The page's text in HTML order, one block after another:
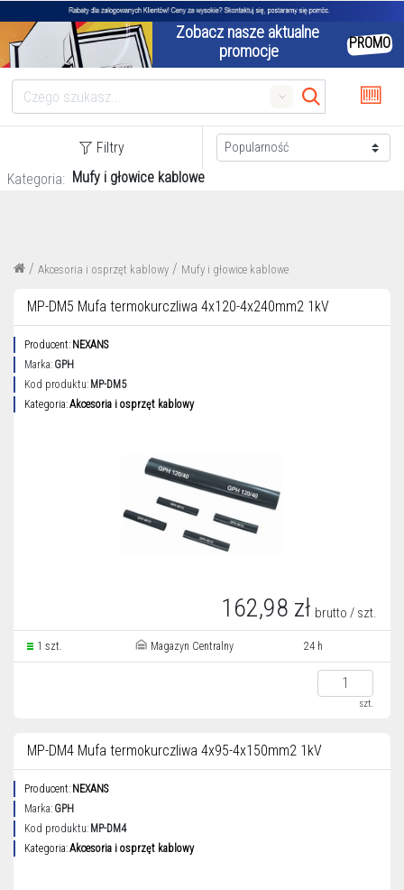
Zobacz nasze aktualne
promocje
PROMO
Filtry
Kategoria: Mufy i głowice kablowe
Mufy i głowice kablowe
/
Akcesoria i osprzęt kablowy
/
MP-DM5 Mufa termokurczliwa 4x120-4x240mm2 1kV
Producent: NEXANS
Marka: GPH
Kod produktu: MP-DM5
Kategoria:Akcesoria i osprzęt kablowy
162,98 zł brutto / szt.
1 szt. Magazyn Centralny 24 h
szt.
MP-DM4 Mufa termokurczliwa 4x95-4x150mm2 1kV
Producent: NEXANS
Marka: GPH
Kod produktu: MP-DM4
Kategoria:Akcesoria i osprzęt kablowy